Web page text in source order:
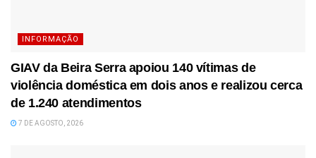
INFORMAÇÃO
GIAV da Beira Serra apoiou 140 vítimas de
violência doméstica em dois anos e realizou cerca
de 1.240 atendimentos
7 DE AGOSTO, 2026